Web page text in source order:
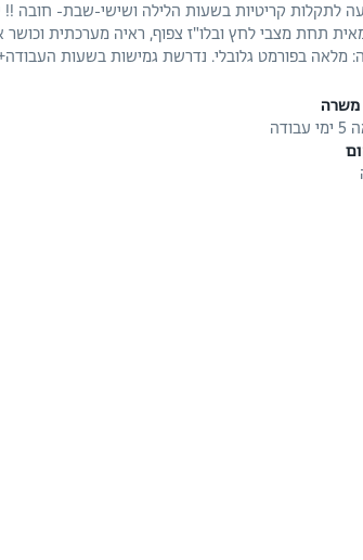
לתקלות קריטיות בשעות הלילה ושישי-שבת- חובה !!
תחת מצבי לחץ ובלו"ז צפוף, ראיה מערכתית וכושר
מלאה בפורמט גלובלי. נדרשת גמישות בשעות
משרה